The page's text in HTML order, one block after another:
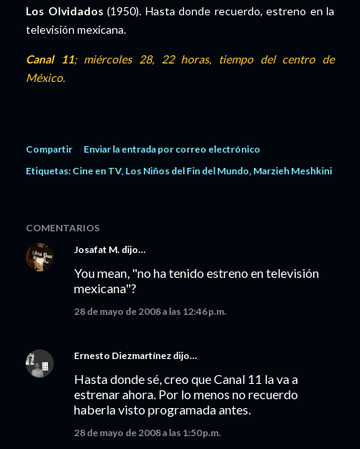
Los Olvidados (1950). Hasta donde recuerdo, estreno en la
televisión mexicana.
Canal 11; miércoles 28, 22 horas, tiempo del centro de
México.
Compartir
Enviar la entrada por correo electrónico
Etiquetas: Cine en TV Los Niños del Fin del Mundo Marzieh Meshkini
COMENTARIOS
Josafat M. dijo…
You mean, "no ha tenido estreno en televisión
mexicana"?
28 de mayo de 2008 a las 12:46 p.m.
Ernesto Diezmartínez dijo…
Hasta donde sé, creo que Canal 11 la va a
estrenar ahora. Por lo menos no recuerdo
haberla visto programada antes.
28 de mayo de 2008 a las 1:50 p.m.